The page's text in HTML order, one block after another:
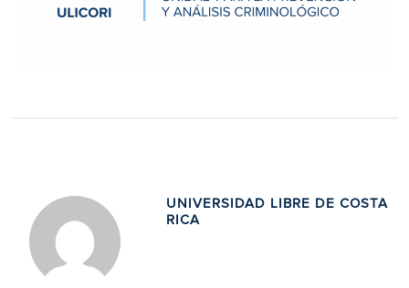
UNIVERSIDAD LIBRE DE COSTA
RICA